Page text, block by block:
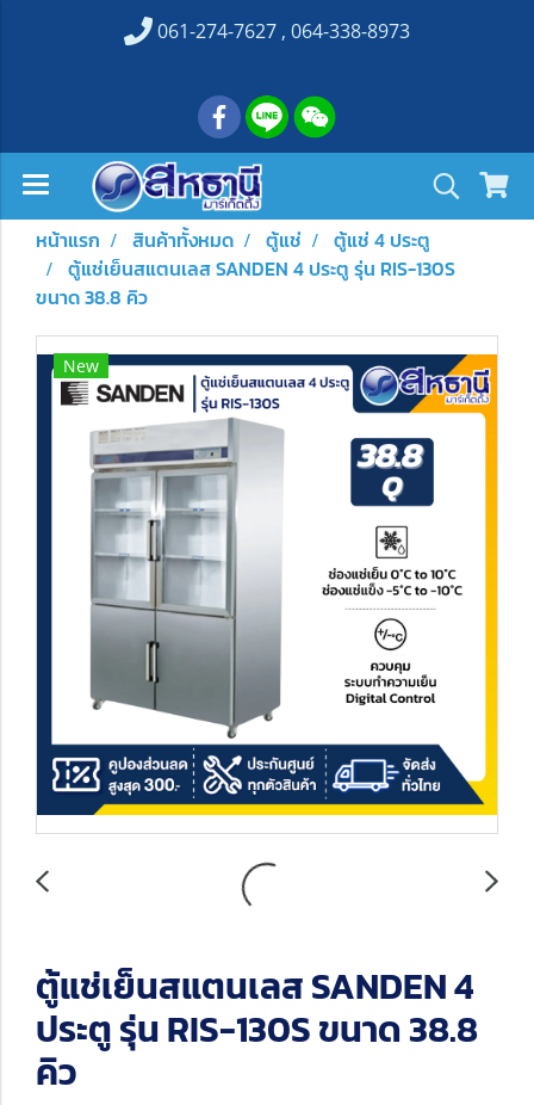
061-274-7627 , 064-338-8973
หน้าแรก สินค้าทั้งหมด ตู้แช่
ตู้แช่ 4 ประตู
ตู้แช่เย็นสแตนเลส SANDEN 4 ประตู รุ่น RIS-130S
ขนาด 38.8 คิว
New
ตู้แช่เย็นสแตนเลส SANDEN 4
ประตู รุ่น RIS-130S ขนาด 38.8
คิว